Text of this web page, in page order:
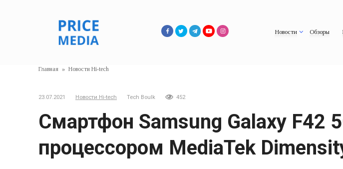
Новости Обзоры
Главная » Новости Hi-tech
23.07.2021 Новости Hi-tech Tech Boulk 452
Смартфон Samsung Galaxy F42
процессором MediaTek